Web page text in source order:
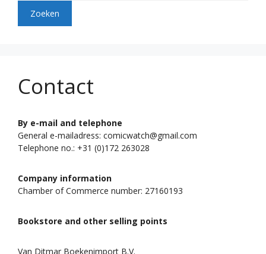
Zoeken
Contact
By e-mail and telephone
General e-mailadress: comicwatch@gmail.com
Telephone no.: +31 (0)172 263028
Company information
Chamber of Commerce number: 27160193
Bookstore and other selling points
Van Ditmar Boekenimport B.V.